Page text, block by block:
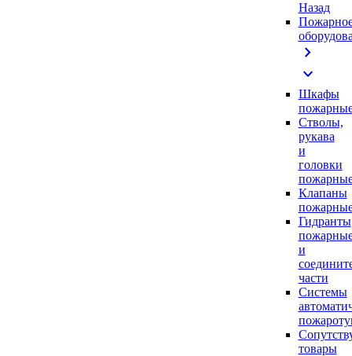
Назад
chevron_right
expand_more
Шкафы
Стволы,
рукава
и
головки
Клапаны
Гидранты
и
части
Системы
товары